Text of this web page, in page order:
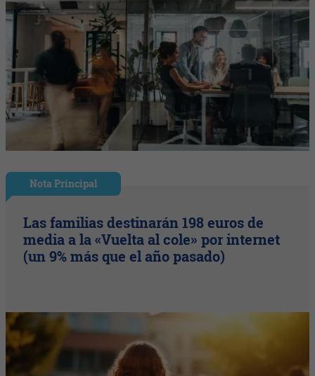
Nota Principal
Las familias destinarán 198 euros de
media a la «Vuelta al cole» por internet
(un 9% más que el año pasado)